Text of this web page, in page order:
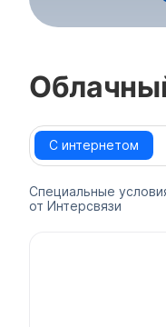
С интернетом
Специальные
от Интерсвязи